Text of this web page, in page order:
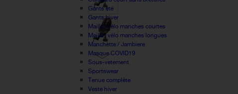
Gants été
Gants hiver
Maillot vélo manches courtes
Maillot vélo manches longues
Manchette / Jambiere
Masque COVID19
Sous-vetement
Sportswear
Tenue complète
Veste hiver